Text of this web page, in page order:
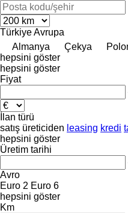
TürkiyeAvrupa
Almanya
Çekya
hepsini göster
hepsini göster
Fiyat
İlan türü
satış üreticiden leasing kredi
hepsini göster
Üretim tarihi
Avro
Euro 2 Euro 6
hepsini göster
Km